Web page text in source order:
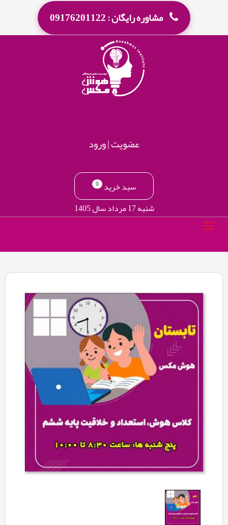
مشاوره رایگان : 09176201122
عضویت|ورود
سبد خرید 0
شنبه 17 مرداد سال 1405